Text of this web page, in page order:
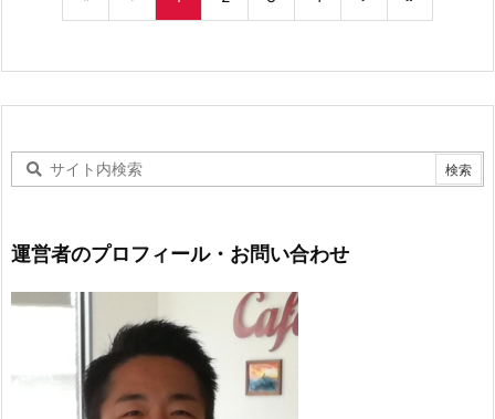
運営者のプロフィール・お問い合わせ